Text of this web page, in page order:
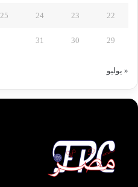
22
23
24
25
29
30
31
« يوليو